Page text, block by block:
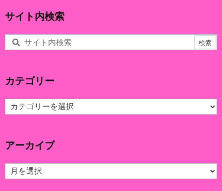
サイト内検索
カテゴリー
カ
テ
ー
アーカイブ
ア
ー